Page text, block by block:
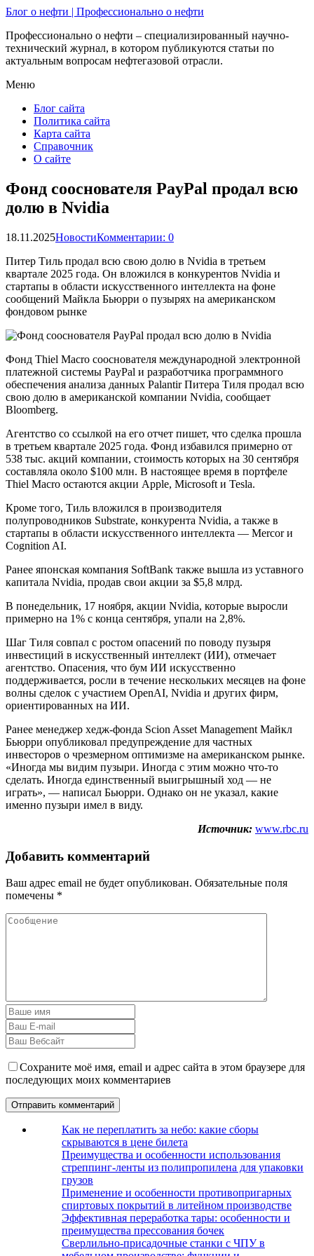
Блог о нефти | Профессионально о нефти
Профессионально о нефти – специализированный научно-
технический журнал, в котором публикуются статьи по
актуальным вопросам нефтегазовой отрасли.
Меню
Блог сайта
Политика сайта
Карта сайта
Справочник
О сайте
Фонд сооснователя PayPal продал всю
долю в Nvidia
18.11.2025НовостиКомментарии: 0
Питер Тиль продал всю свою долю в Nvidia в третьем
квартале 2025 года. Он вложился в конкурентов Nvidia и
стартапы в области искусственного интеллекта на фоне
сообщений Майкла Бьюрри о пузырях на американском
фондовом рынке
Фонд Thiel Macro сооснователя международной электронной
платежной системы PayPal и разработчика программного
обеспечения анализа данных Palantir Питера Тиля продал всю
свою долю в американской компании Nvidia, сообщает
Bloomberg.
Агентство со ссылкой на его отчет пишет, что сделка прошла
в третьем квартале 2025 года. Фонд избавился примерно от
538 тыс. акций компании, стоимость которых на 30 сентября
составляла около $100 млн. В настоящее время в портфеле
Thiel Macro остаются акции Apple, Microsoft и Tesla.
Кроме того, Тиль вложился в производителя
полупроводников Substrate, конкурента Nvidia, а также в
стартапы в области искусственного интеллекта — Mercor и
Cognition AI.
Ранее японская компания SoftBank также вышла из уставного
капитала Nvidia, продав свои акции за $5,8 млрд.
В понедельник, 17 ноября, акции Nvidia, которые выросли
примерно на 1% с конца сентября, упали на 2,8%.
Шаг Тиля совпал с ростом опасений по поводу пузыря
инвестиций в искусственный интеллект (ИИ), отмечает
агентство. Опасения, что бум ИИ искусственно
поддерживается, росли в течение нескольких месяцев на фоне
волны сделок с участием OpenAI, Nvidia и других фирм,
ориентированных на ИИ.
Ранее менеджер хедж-фонда Scion Asset Management Майкл
Бьюрри опубликовал предупреждение для частных
инвесторов о чрезмерном оптимизме на американском рынке.
«Иногда мы видим пузыри. Иногда с этим можно что-то
сделать. Иногда единственный выигрышный ход — не
играть», — написал Бьюрри. Однако он не указал, какие
именно пузыри имел в виду.
Источник: www.rbc.ru
Добавить комментарий
Ваш адрес email не будет опубликован. Обязательные поля
помечены *
Сохраните моё имя, email и адрес сайта в этом браузере для
последующих моих комментариев
Как не переплатить за небо: какие сборы
скрываются в цене билета
Преимущества и особенности использования
стреппинг-ленты из полипропилена для упаковки
грузов
Применение и особенности противопригарных
спиртовых покрытий в литейном производстве
Эффективная переработка тары: особенности и
преимущества прессования бочек
Сверлильно-присадочные станки с ЧПУ в